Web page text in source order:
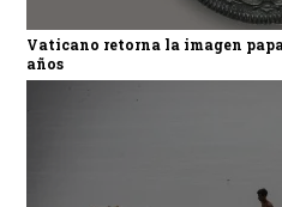
Vaticano retorna la imagen
años